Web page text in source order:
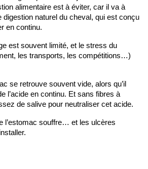
alimentaire est à éviter, car il va à
digestion naturel du cheval, qui est conçu
en continu.
est souvent limité, et le stress du
les transports, les compétitions…)
se retrouve souvent vide, alors qu’il
l’acide en continu. Et sans fibres à
de salive pour neutraliser cet acide.
l’estomac souffre… et les ulcères